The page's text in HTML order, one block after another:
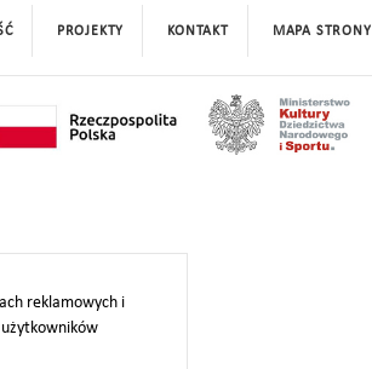
reklamowych i
PROJEKTY KONTAKT MAPA STRONY